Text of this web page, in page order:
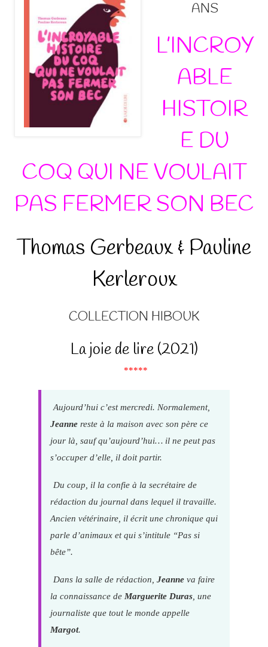
ANS
L’INCROY
ABLE
HISTOIR
E DU
COQ QUI NE VOULAIT
PAS FERMER SON BEC
Thomas Gerbeaux & Pauline
Kerleroux
COLLECTION HIBOUK
La joie de lire (2021)
*****
Aujourd’hui c’est mercredi. Normalement,
Jeannereste à la maison avec son père ce
jour là, sauf qu’aujourd’hui… il ne peut pas
s’occuper d’elle, il doit partir.
Du coup, il la confie à la secrétaire de
rédaction du journal dans lequel il travaille.
Ancien vétérinaire, il écrit une chronique qui
parle d’animaux et qui s’intitule “Pas si
bête”.
Dans la salle de rédaction, Jeanneva faire
la connaissance de Marguerite Duras, une
journaliste que tout le monde appelle
Margot.